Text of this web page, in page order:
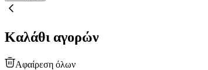
Καλάθι αγορών
Αφαίρεση όλων